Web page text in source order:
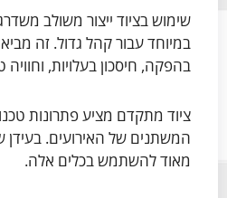
שימוש בציוד ייצור משולב
במיוחד עבור קהל גדול. זה מביא
בהפקה, חיסכון בעלויות,
ציוד מתקדם מציע פתרונות
המשתנים של האירועים.
מאוד להשתמש בכלים אלה.